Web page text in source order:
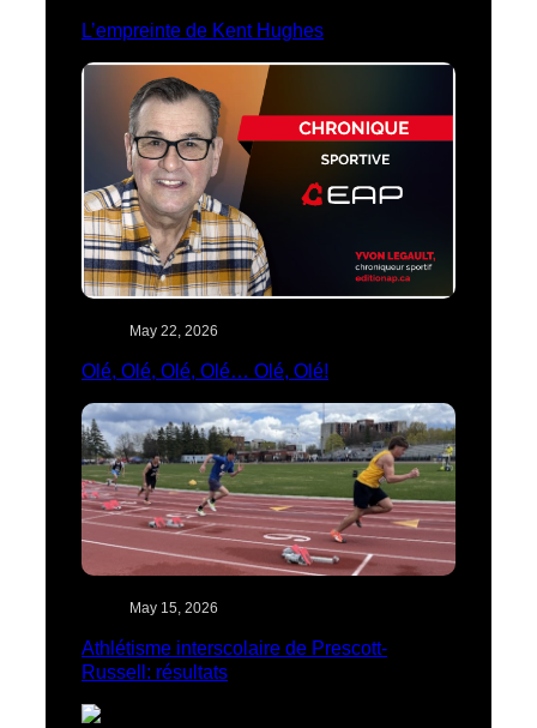
L’empreinte de Kent Hughes
May 22, 2026
Olé, Olé, Olé, Olé… Olé, Olé!
May 15, 2026
Athlétisme interscolaire de Prescott-
Russell: résultats